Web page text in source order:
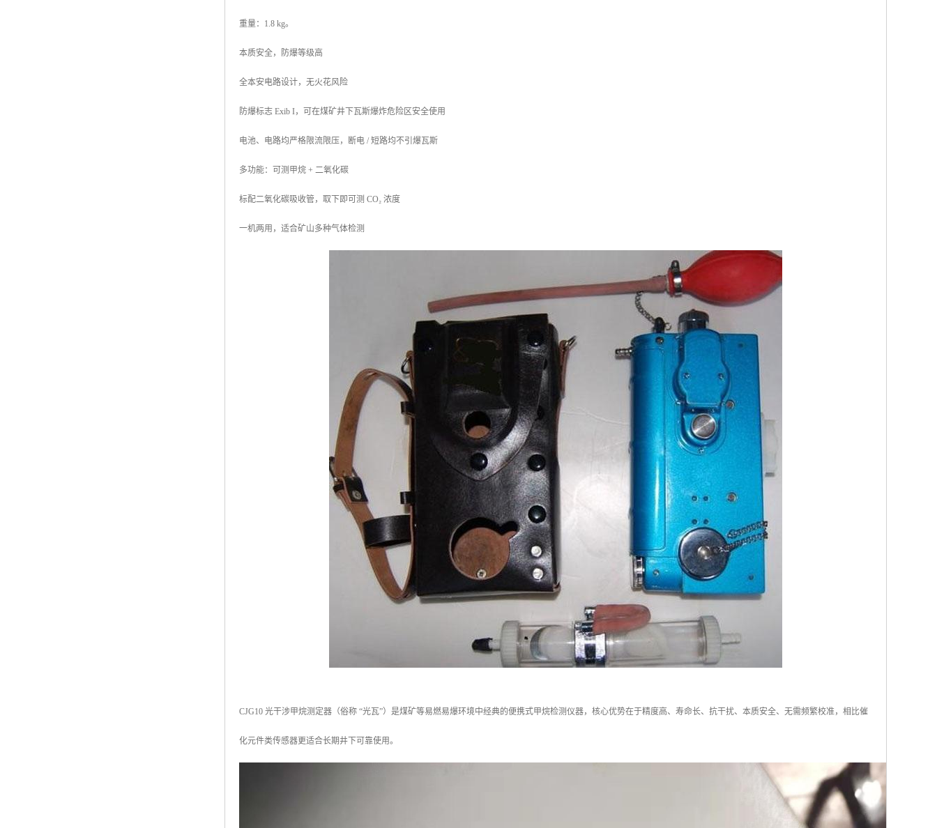
重量：1.8 kg。
本质安全，防爆等级高
全本安电路设计，无火花风险
防爆标志 Exib I，可在煤矿井下瓦斯爆炸危险区安全使用
电池、电路均严格限流限压，断电 / 短路均不引爆瓦斯
多功能：可测甲烷 + 二氧化碳
标配二氧化碳吸收管，取下即可测 CO₂ 浓度
一机两用，适合矿山多种气体检测
CJG10 光干涉甲烷测定器（俗称 “光瓦”）是煤矿等易燃易爆环境中经典的便携式甲烷检测仪器，核心优势在于精度高、寿命长、抗干扰、本质安全、无需频繁校准，相比催
化元件类传感器更适合长期井下可靠使用。